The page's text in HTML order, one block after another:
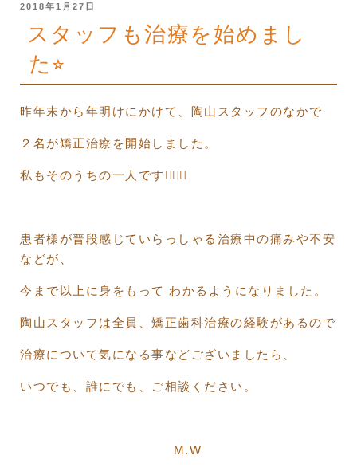
投
2018年1月27日
スタッフも治療を始めまし
た⭐︎
昨年末から年明けにかけて、陶山スタッフのなかで
２名が矯正治療を開始しました。
私もそのうちの一人です🙋🏻‍♀️
患者様が普段感じていらっしゃる治療中の痛みや不安
などが、
今まで以上に身をもって わかるようになりました。
陶山スタッフは全員、矯正歯科治療の経験があるので
治療について気になる事などございましたら、
いつでも、誰にでも、ご相談ください。
M.W